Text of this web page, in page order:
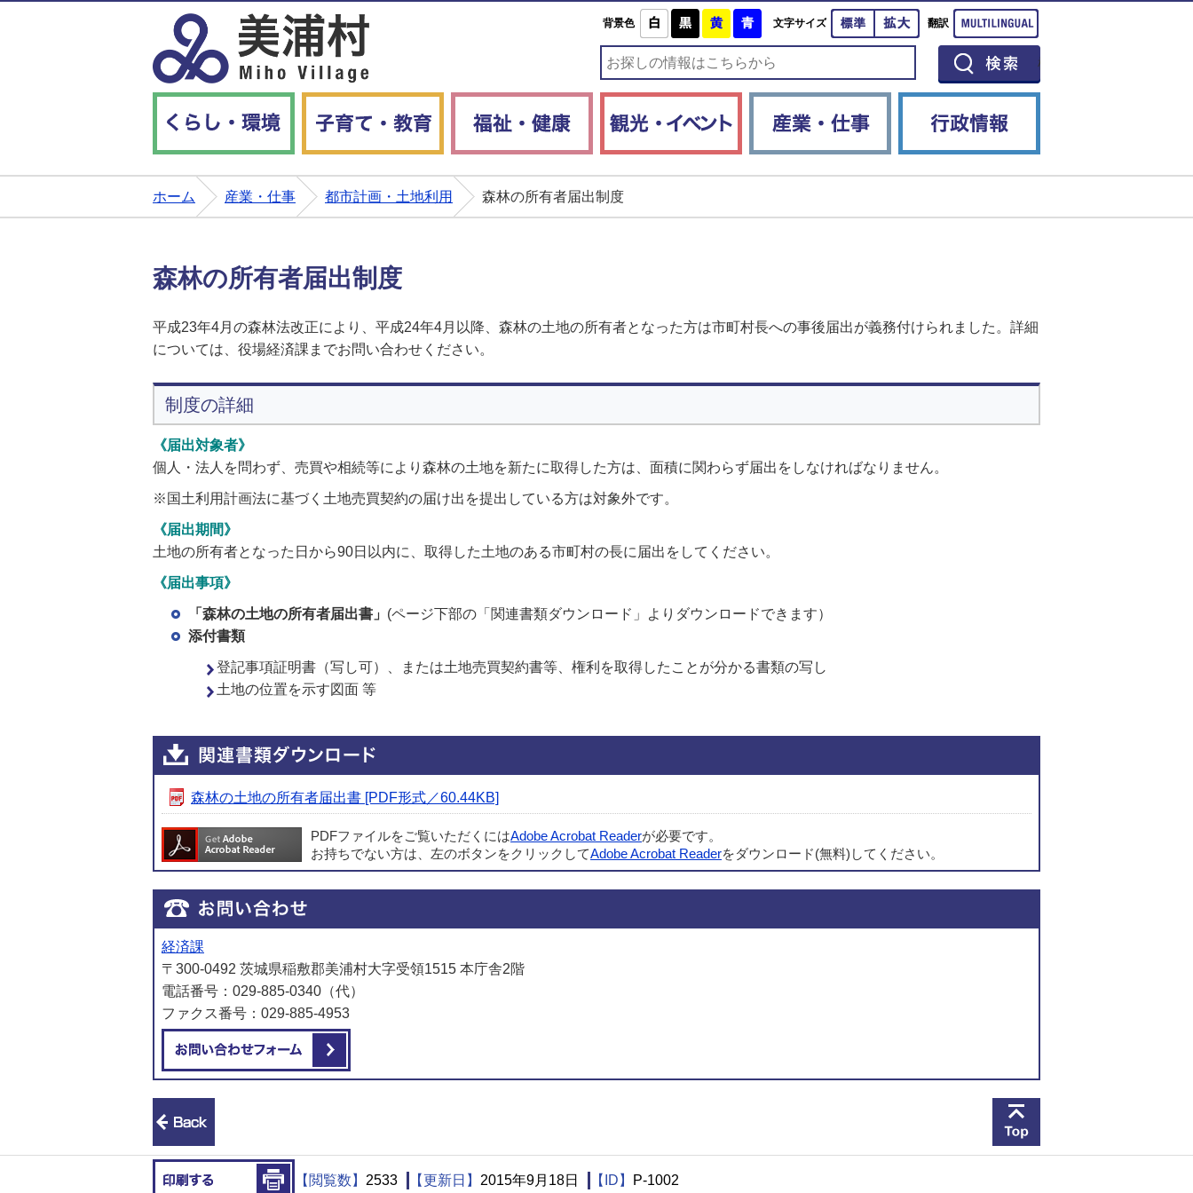
背景色 白 黒 黄 青文字サイズ 標準 拡大
翻訳
ホーム 産業・仕事 都市計画・土地利用 森林の所有者届出制度
森林の所有者届出制度
平成23年4月の森林法改正により、平成24年4月以降、森林の土地の所有者となった方は市町村長への事後届出が義務付けられました。詳細
については、役場経済課までお問い合わせください。
制度の詳細
《届出対象者》
個人・法人を問わず、売買や相続等により森林の土地を新たに取得した方は、面積に関わらず届出をしなければなりません。
※国土利用計画法に基づく土地売買契約の届け出を提出している方は対象外です。
《届出期間》
土地の所有者となった日から90日以内に、取得した土地のある市町村の長に届出をしてください。
《届出事項》
「森林の土地の所有者届出書」 (ページ下部の「関連書類ダウンロード」よりダウンロードできます）
添付書類
登記事項証明書（写し可）、または土地売買契約書等、権利を取得したことが分かる書類の写し
土地の位置を示す図面 等
森林の土地の所有者届出書 [PDF形式／60.44KB]
PDFファイルをご覧いただくにはAdobe Acrobat Readerが必要です。
お持ちでない方は、左のボタンをクリックしてAdobe Acrobat Readerをダウンロード(無料)してください。
経済課
〒300-0492 茨城県稲敷郡美浦村大字受領1515 本庁舎2階
電話番号：029-885-0340（代）
ファクス番号：029-885-4953
印刷する
【閲覧数】 2533 【更新日】 2015年9月18日 【ID】 P-1002